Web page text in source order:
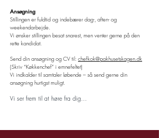
Ansøgning
Stillingen er fuldtid og indebærer dag-, aften- og
weekendarbejde.
Vi ønsker stillingen besat snarest, men venter gerne på den
rette kandidat.
Send din ansøgning og CV til: chefkok@pakhusetskagen.dk
(Skriv “Køkkenchef” i emnefeltet)
Vi indkalder til samtaler løbende – så send gerne din
ansøgning hurtigst muligt.
Vi ser frem til at høre fra dig...